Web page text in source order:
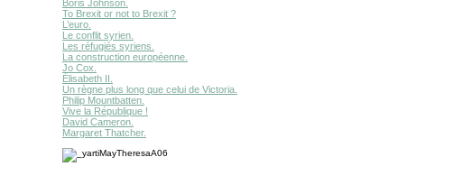
Boris Johnson.
To Brexit or not to Brexit ?
L’euro.
Le conflit syrien.
Les réfugiés syriens.
La construction européenne.
Jo Cox.
Élisabeth II.
Un règne plus long que celui de Victoria.
Philip Mountbatten.
Vive la République !
David Cameron.
Margaret Thatcher.